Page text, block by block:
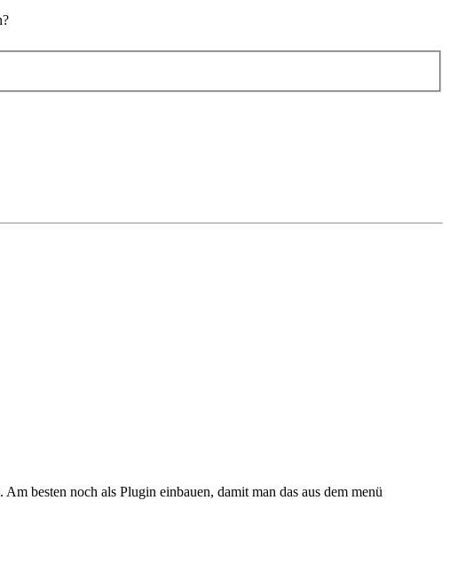
besten noch als Plugin einbauen, damit man das aus dem menü